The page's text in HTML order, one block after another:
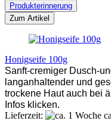
Produkterinnerung
Zum Artikel
Honigseife 100g
Sanft-cremiger Dusch-
langanhaltender und
trockene Haut auch bei
Infos klicken.
Lieferzeit: